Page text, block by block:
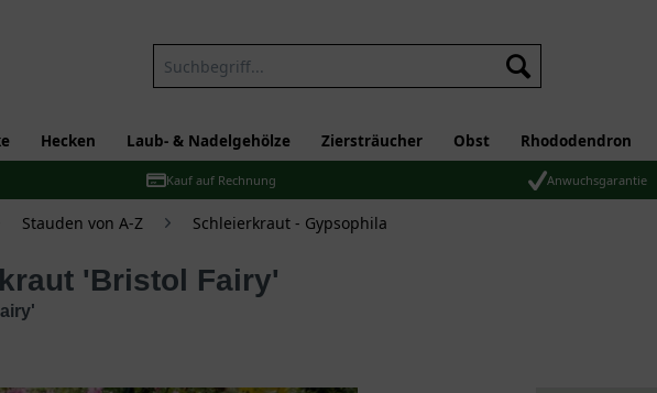
Hecken Laub- & Nadelgehölze Ziersträucher Obst Rhododendron
Kauf auf Rechnung Anwuchsgarantie
Stauden von A-Z Schleierkraut - Gypsophila
'Bristol Fairy'